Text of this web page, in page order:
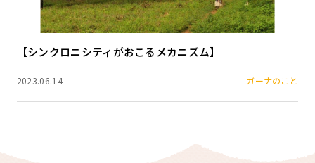
【シンクロニシティがおこるメカニズム】
2023.06.14 ガーナのこと